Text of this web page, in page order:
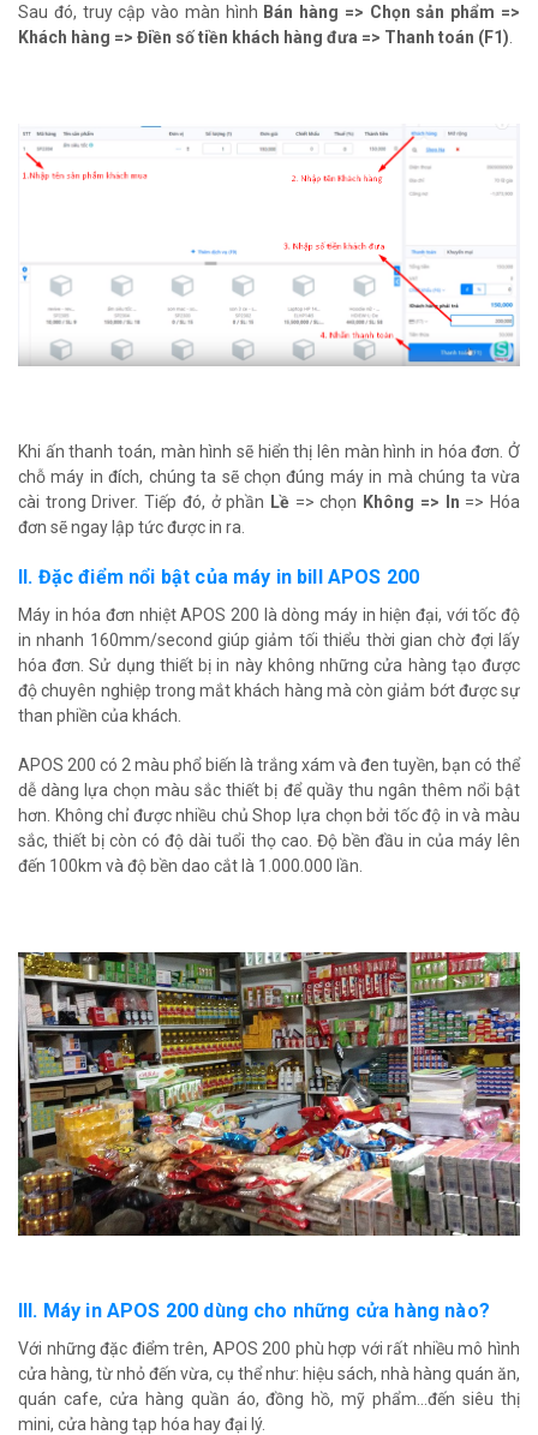
Sau đó, truy cập vào màn hình Bán hàng => Chọn sản phẩm =>
Khách hàng => Điền số tiền khách hàng đưa => Thanh toán (F1)
Khi ấn thanh toán, màn hình sẽ hiển thị lên màn hình in hóa đơn. Ở
chỗ máy in đích, chúng ta sẽ chọn đúng máy in mà chúng ta vừa
cài trong Driver. Tiếp đó, ở phần Lề => chọn Không => In => Hóa
đơn sẽ ngay lập tức được in ra.
II. Đặc điểm nổi bật của máy in bill APOS 200
Máy in hóa đơn nhiệt APOS 200 là dòng máy in hiện đại, với tốc độ
in nhanh 160mm/second giúp giảm tối thiểu thời gian chờ đợi lấy
hóa đơn. Sử dụng thiết bị in này không những cửa hàng tạo được
độ chuyên nghiệp trong mắt khách hàng mà còn giảm bớt được sự
than phiền của khách.
APOS 200 có 2 màu phổ biến là trắng xám và đen tuyền, bạn có thể
dễ dàng lựa chọn màu sắc thiết bị để quầy thu ngân thêm nổi bật
hơn. Không chỉ được nhiều chủ Shop lựa chọn bởi tốc độ in và màu
sắc, thiết bị còn có độ dài tuổi thọ cao. Độ bền đầu in của máy lên
đến 100km và độ bền dao cắt là 1.000.000 lần.
III. Máy in APOS 200 dùng cho những cửa hàng nào?
Với những đặc điểm trên, APOS 200 phù hợp với rất nhiều mô hình
cửa hàng, từ nhỏ đến vừa, cụ thể như: hiệu sách, nhà hàng quán ăn,
quán cafe, cửa hàng quần áo, đồng hồ, mỹ phẩm...đến siêu thị
mini, cửa hàng tạp hóa hay đại lý.